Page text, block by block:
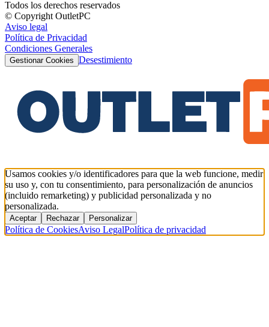
Todos los derechos reservados
© Copyright OutletPC
Aviso legal
Política de Privacidad
Condiciones Generales
Gestionar Cookies Desestimiento
Usamos cookies y/o identificadores para que la web funcione, medir
su uso y, con tu consentimiento, para personalización de anuncios
(incluido remarketing) y publicidad personalizada y no
personalizada.
Aceptar Rechazar Personalizar
Política de CookiesAviso LegalPolítica de privacidad